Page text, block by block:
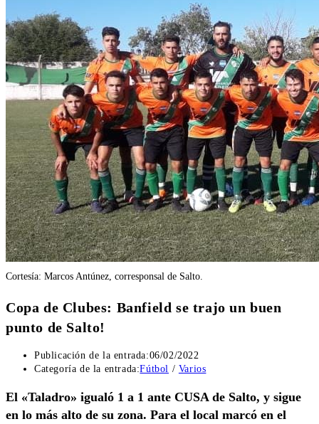
Cortesía: Marcos Antúnez, corresponsal de Salto.
Copa de Clubes: Banfield se trajo un buen
punto de Salto!
Publicación de la entrada:06/02/2022
Categoría de la entrada:Fútbol / Varios
El «Taladro» igualó 1 a 1 ante CUSA de Salto, y sigue
en lo más alto de su zona. Para el local marcó en el